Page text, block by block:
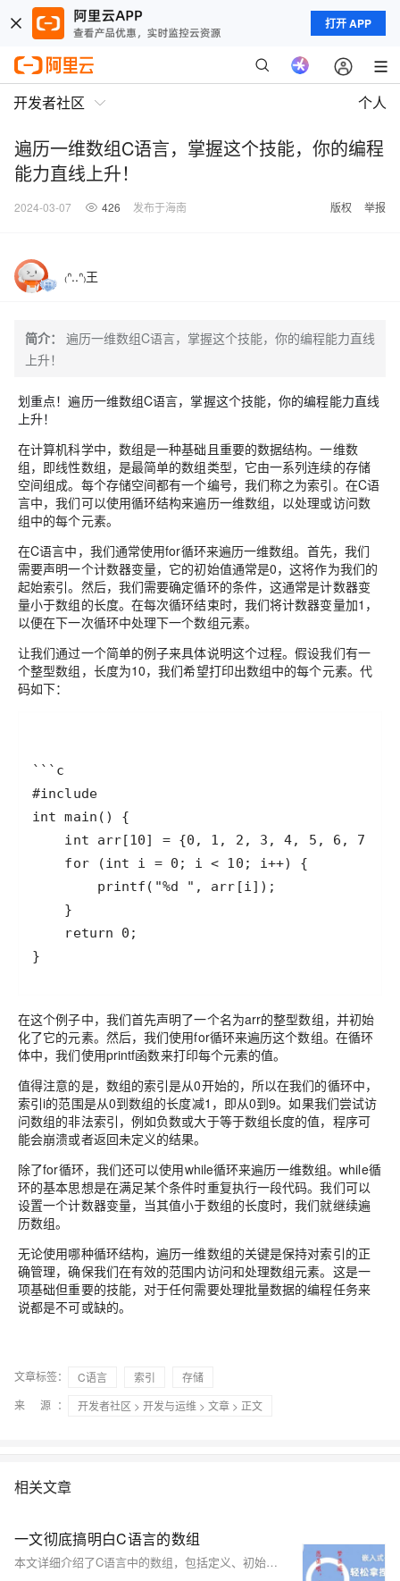
打开 APP
开发者社区 个人
遍历一维数组C语言，掌握这个技能，你的编程
能力直线上升！
2024-03-07 426 发布于海南 版权 举报
₍ᐢ..ᐢ₎王
简介：
遍历一维数组C语言，掌握这个技能，你的编程能力直线
上升！
划重点！遍历一维数组C语言，掌握这个技能，你的编程能力直线
上升！
在计算机科学中，数组是一种基础且重要的数据结构。一维数
组，即线性数组，是最简单的数组类型，它由一系列连续的存储
空间组成。每个存储空间都有一个编号，我们称之为索引。在C语
言中，我们可以使用循环结构来遍历一维数组，以处理或访问数
组中的每个元素。
在C语言中，我们通常使用for循环来遍历一维数组。首先，我们
需要声明一个计数器变量，它的初始值通常是0，这将作为我们的
起始索引。然后，我们需要确定循环的条件，这通常是计数器变
量小于数组的长度。在每次循环结束时，我们将计数器变量加1，
以便在下一次循环中处理下一个数组元素。
让我们通过一个简单的例子来具体说明这个过程。假设我们有一
个整型数组，长度为10，我们希望打印出数组中的每个元素。代
码如下：
}
在这个例子中，我们首先声明了一个名为arr的整型数组，并初始
化了它的元素。然后，我们使用for循环来遍历这个数组。在循环
体中，我们使用printf函数来打印每个元素的值。
值得注意的是，数组的索引是从0开始的，所以在我们的循环中，
索引i的范围是从0到数组的长度减1，即从0到9。如果我们尝试访
问数组的非法索引，例如负数或大于等于数组长度的值，程序可
能会崩溃或者返回未定义的结果。
除了for循环，我们还可以使用while循环来遍历一维数组。while循
环的基本思想是在满足某个条件时重复执行一段代码。我们可以
设置一个计数器变量，当其值小于数组的长度时，我们就继续遍
历数组。
无论使用哪种循环结构，遍历一维数组的关键是保持对索引的正
确管理，确保我们在有效的范围内访问和处理数组元素。这是一
项基础但重要的技能，对于任何需要处理批量数据的编程任务来
说都是不可或缺的。
文章标签： C语言 索引
存储
来 源：
开发者社区 > 开发与运维 > 文章 > 正文
相关文章
一文彻底搞明白C语言的数组
本文详细介绍了C语言中的数组，包括定义、初始化（静态与动态）、存储方式、访问方法及常用操作，如遍历、修改元素和作为函数参数传递。数组是C语言中最基本的数据结构之一，掌握它对编程至关重要。下篇将介绍二维数组，敬请期待！